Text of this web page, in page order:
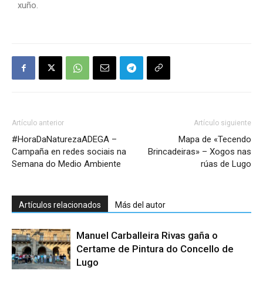
xuño.
Artículo anterior
#HoraDaNaturezaADEGA –
Campaña en redes sociais na
Semana do Medio Ambiente
Artículo siguiente
Mapa de «Tecendo
Brincadeiras» – Xogos nas
rúas de Lugo
Artículos relacionados Más del autor
Manuel Carballeira Rivas gaña o
Certame de Pintura do Concello de
Lugo